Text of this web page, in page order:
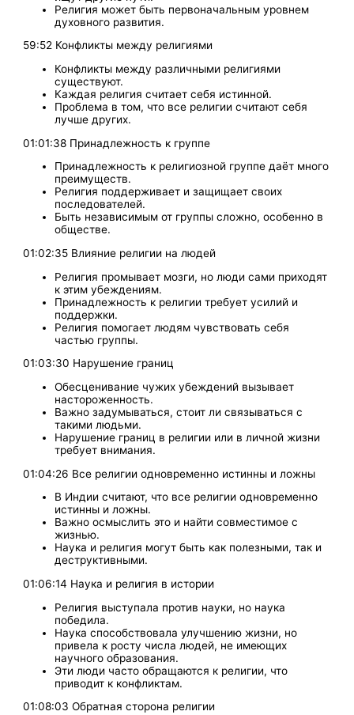
Религия может быть первоначальным уровнем
духовного развития.
59:52 Конфликты между религиями
Конфликты между различными религиями
существуют.
Каждая религия считает себя истинной.
Проблема в том, что все религии считают себя
лучше других.
01:01:38 Принадлежность к группе
Принадлежность к религиозной группе даёт много
преимуществ.
Религия поддерживает и защищает своих
последователей.
Быть независимым от группы сложно, особенно в
обществе.
01:02:35 Влияние религии на людей
Религия промывает мозги, но люди сами приходят
к этим убеждениям.
Принадлежность к религии требует усилий и
поддержки.
Религия помогает людям чувствовать себя
частью группы.
01:03:30 Нарушение границ
Обесценивание чужих убеждений вызывает
настороженность.
Важно задумываться, стоит ли связываться с
такими людьми.
Нарушение границ в религии или в личной жизни
требует внимания.
01:04:26 Все религии одновременно истинны и ложны
В Индии считают, что все религии одновременно
истинны и ложны.
Важно осмыслить это и найти совместимое с
жизнью.
Наука и религия могут быть как полезными, так и
деструктивными.
01:06:14 Наука и религия в истории
Религия выступала против науки, но наука
победила.
Наука способствовала улучшению жизни, но
привела к росту числа людей, не имеющих
научного образования.
Эти люди часто обращаются к религии, что
приводит к конфликтам.
01:08:03 Обратная сторона религии